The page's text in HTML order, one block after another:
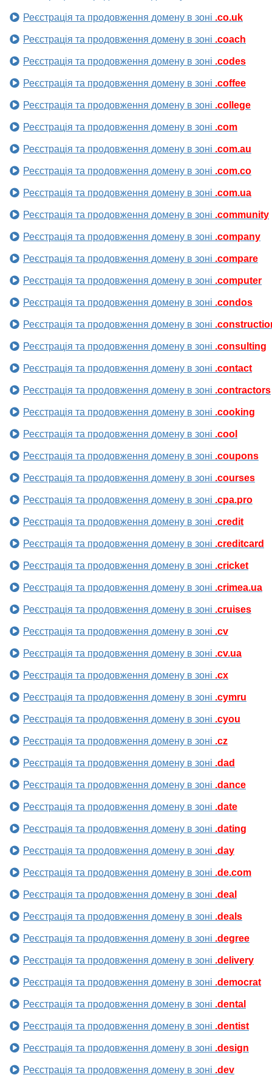
Реєстрація та продовження домену в зоні .co.uk
Реєстрація та продовження домену в зоні .coach
Реєстрація та продовження домену в зоні .codes
Реєстрація та продовження домену в зоні .coffee
Реєстрація та продовження домену в зоні .college
Реєстрація та продовження домену в зоні .com
Реєстрація та продовження домену в зоні .com.au
Реєстрація та продовження домену в зоні .com.co
Реєстрація та продовження домену в зоні .com.ua
Реєстрація та продовження домену в зоні .community
Реєстрація та продовження домену в зоні .company
Реєстрація та продовження домену в зоні .compare
Реєстрація та продовження домену в зоні .computer
Реєстрація та продовження домену в зоні .condos
Реєстрація та продовження домену в зоні
Реєстрація та продовження домену в зоні .consulting
Реєстрація та продовження домену в зоні .contact
Реєстрація та продовження домену в зоні .contractors
Реєстрація та продовження домену в зоні .cooking
Реєстрація та продовження домену в зоні .cool
Реєстрація та продовження домену в зоні .coupons
Реєстрація та продовження домену в зоні .courses
Реєстрація та продовження домену в зоні .cpa.pro
Реєстрація та продовження домену в зоні .credit
Реєстрація та продовження домену в зоні .creditcard
Реєстрація та продовження домену в зоні .cricket
Реєстрація та продовження домену в зоні .crimea.ua
Реєстрація та продовження домену в зоні .cruises
Реєстрація та продовження домену в зоні .cv
Реєстрація та продовження домену в зоні .cv.ua
Реєстрація та продовження домену в зоні .cx
Реєстрація та продовження домену в зоні .cymru
Реєстрація та продовження домену в зоні .cyou
Реєстрація та продовження домену в зоні .cz
Реєстрація та продовження домену в зоні .dad
Реєстрація та продовження домену в зоні .dance
Реєстрація та продовження домену в зоні .date
Реєстрація та продовження домену в зоні .dating
Реєстрація та продовження домену в зоні .day
Реєстрація та продовження домену в зоні .de.com
Реєстрація та продовження домену в зоні .deal
Реєстрація та продовження домену в зоні .deals
Реєстрація та продовження домену в зоні .degree
Реєстрація та продовження домену в зоні .delivery
Реєстрація та продовження домену в зоні .democrat
Реєстрація та продовження домену в зоні .dental
Реєстрація та продовження домену в зоні .dentist
Реєстрація та продовження домену в зоні .design
Реєстрація та продовження домену в зоні .dev